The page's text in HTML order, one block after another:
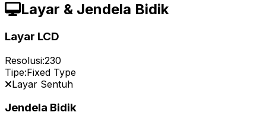
Layar & Jendela Bidik
Layar LCD
Resolusi:230
Tipe:Fixed Type
Layar Sentuh
Jendela Bidik